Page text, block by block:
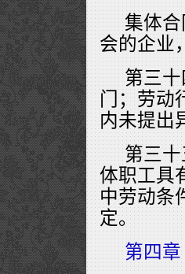
集体
会的企业
第三
门；劳动
内未提出
第三
体职工具
中劳动条
定。
第四